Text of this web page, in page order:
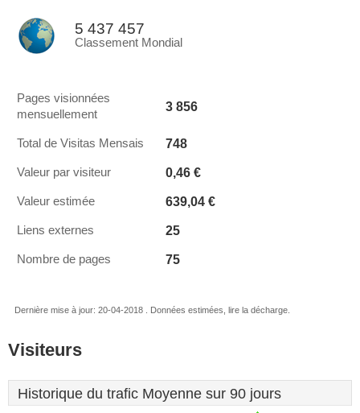
5 437 457
Classement Mondial
Pages visionnées
mensuellement
3 856
Total de Visitas Mensais 748
Valeur par visiteur 0,46 €
Valeur estimée 639,04 €
Liens externes 25
Nombre de pages 75
Dernière mise à jour: 20-04-2018 . Données estimées, lire la décharge.
Visiteurs
Historique du trafic Moyenne sur 90 jours